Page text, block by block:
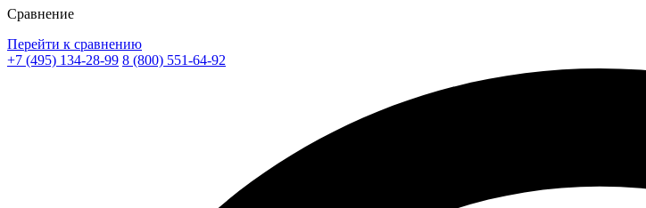
Сравнение
Перейти к сравнению
+7 (495) 134-28-99 8 (800) 551-64-92